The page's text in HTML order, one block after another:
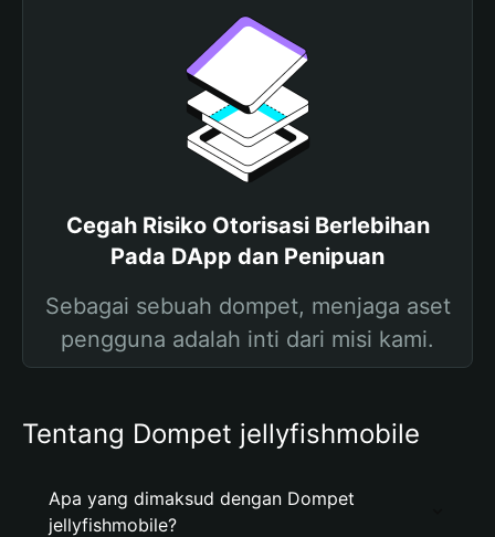
Cegah Risiko Otorisasi Berlebihan
Pada DApp dan Penipuan
Sebagai sebuah dompet, menjaga aset
pengguna adalah inti dari misi kami.
Tentang Dompet jellyfishmobile
Apa yang dimaksud dengan Dompet
jellyfishmobile?